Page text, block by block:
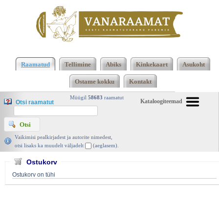
meditsiini kohtumine, Pilgrim 2018 | vanaraamat. ee
Raamatud Tellimine Abiks Kinkekaart Asukoht
Ostame kokku Kontakt
Kataloogiteemad
Müügil 58683 raamatut
Otsi raamatut
Vaikimisi pealkirjadest ja autorite nimedest,
otsi lisaks ka muudelt väljadelt
(aeglasem).
Ostukorv
Ostukorv on tühi